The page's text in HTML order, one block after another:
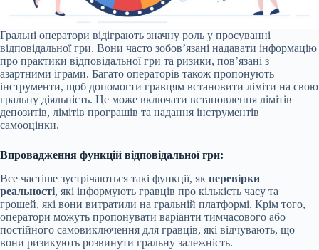
Гральні оператори відіграють значну роль у просуванні
відповідальної гри. Вони часто зобов’язані надавати інформацію
про практики відповідальної гри та ризики, пов’язані з
азартними іграми. Багато операторів також пропонують
інструменти, щоб допомогти гравцям встановити ліміти на свою
гральну діяльність. Це може включати встановлення лімітів
депозитів, лімітів програшів та надання інструментів
самооцінки.
Впровадження функцій відповідальної гри:
Все частіше зустрічаються такі функції, як перевірки
реальності, які інформують гравців про кількість часу та
грошей, які вони витратили на гральній платформі. Крім того,
оператори можуть пропонувати варіанти тимчасового або
постійного самовиключення для гравців, які відчувають, що
вони ризикують розвинути гральну залежність.